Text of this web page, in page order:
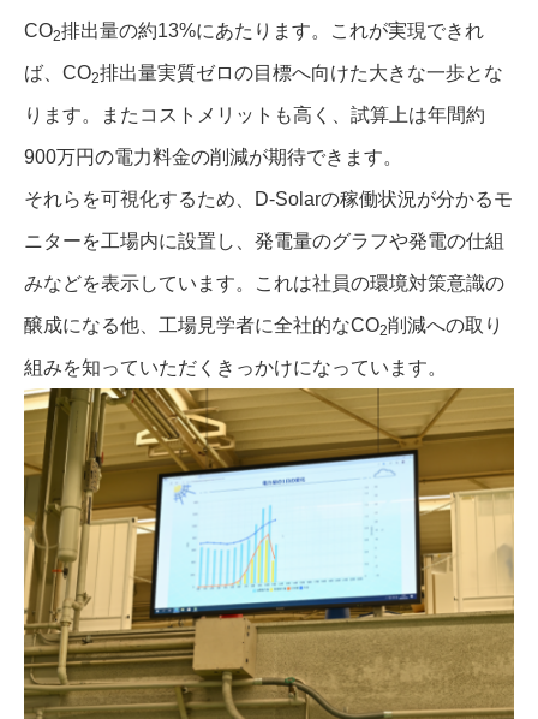
CO2排出量の約13%にあたります。これが実現できれ
ば、CO2排出量実質ゼロの目標へ向けた大きな一歩とな
ります。またコストメリットも高く、試算上は年間約
900万円の電力料金の削減が期待できます。
それらを可視化するため、D-Solarの稼働状況が分かるモ
ニターを工場内に設置し、発電量のグラフや発電の仕組
みなどを表示しています。これは社員の環境対策意識の
醸成になる他、工場見学者に全社的なCO2削減への取り
組みを知っていただくきっかけになっています。